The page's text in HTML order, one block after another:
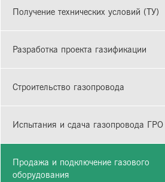
Получение технических условий (ТУ)
Разработка проекта газификации
Строительство газопровода
Испытания и сдача газопровода ГРО
Продажа и подключение газового
оборудования